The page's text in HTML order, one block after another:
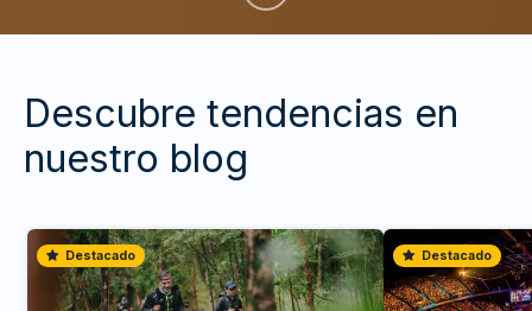
Descubre tendencias en
nuestro blog
Destacado Destacado